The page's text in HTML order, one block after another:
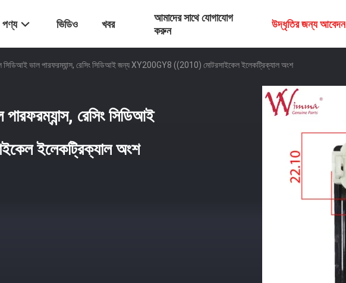
পণ্য ভিডিও খবর
আমাদের সাথে যোগাযোগ
করুন
উদ্ধৃতির জন্য আবেদন
সিডিআই ভাল পারফরম্যান্স, রেসিং সিডিআই জন্য XY200GY8 ((2010) মোটরসাইকেল ইলেকট্রিক্যাল অংশ
রেসিং সিডিআই
ইলেকট্রিক্যাল অংশ